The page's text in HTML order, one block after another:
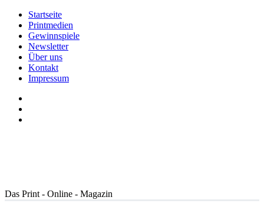
Startseite
Printmedien
Gewinnspiele
Newsletter
Über uns
Kontakt
Impressum
Das Print - Online - Magazin